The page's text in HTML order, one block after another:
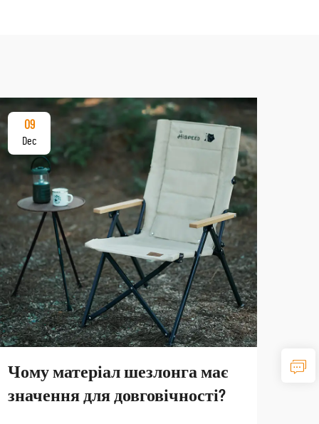
09
Dec
Чому матеріал шезлонга має
значення для довговічності?
Як